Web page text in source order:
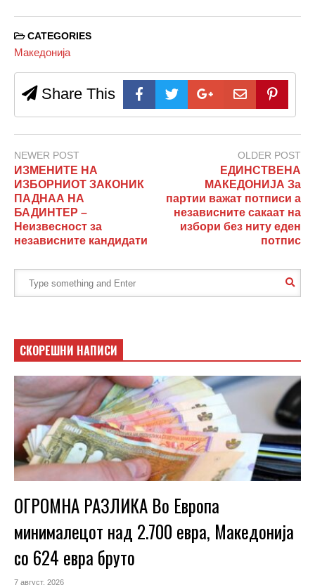
CATEGORIES
Македонија
Share This
NEWER POST
ИЗМЕНИТЕ НА
ИЗБОРНИОТ ЗАКОНИК
ПАДНАА НА
БАДИНТЕР –
Неизвесност за
независните кандидати
OLDER POST
ЕДИНСТВЕНА
МАКЕДОНИЈА За
партии важат потписи а
независните сакаат на
избори без ниту еден
потпис
СКОРЕШНИ НАПИСИ
ОГРОМНА РАЗЛИКА Во Европа
минималецот над 2.700 евра, Македонија
со 624 евра бруто
7 август, 2026